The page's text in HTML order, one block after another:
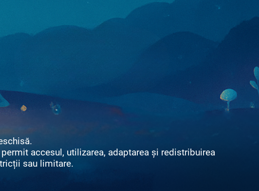
accesul, utilizarea, adaptarea și redistribuirea
sau limitare.